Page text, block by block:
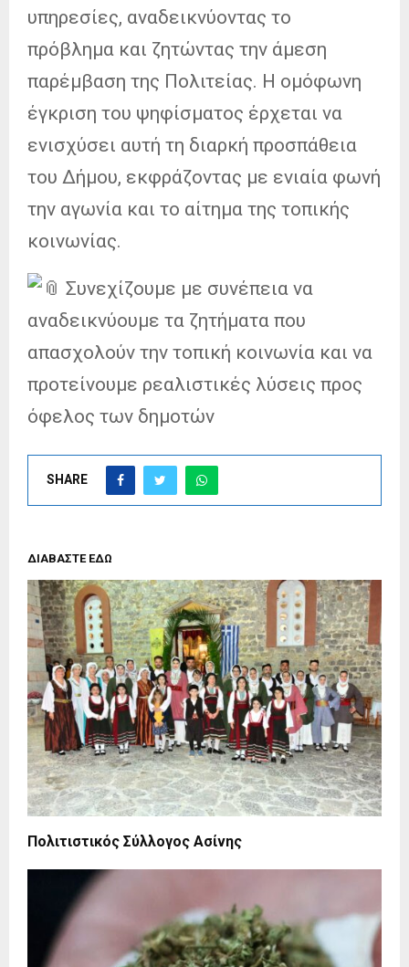
υπηρεσίες, αναδεικνύοντας το
πρόβλημα και ζητώντας την άμεση
παρέμβαση της Πολιτείας. Η ομόφωνη
έγκριση του ψηφίσματος έρχεται να
ενισχύσει αυτή τη διαρκή προσπάθεια
του Δήμου, εκφράζοντας με ενιαία φωνή
την αγωνία και το αίτημα της τοπικής
κοινωνίας.
Συνεχίζουμε με συνέπεια να
αναδεικνύουμε τα ζητήματα που
απασχολούν την τοπική κοινωνία και να
προτείνουμε ρεαλιστικές λύσεις προς
όφελος των δημοτών
SHARE
ΔΙΑΒΑΣΤΕ ΕΔΩ
Πολιτιστικός Σύλλογος Ασίνης